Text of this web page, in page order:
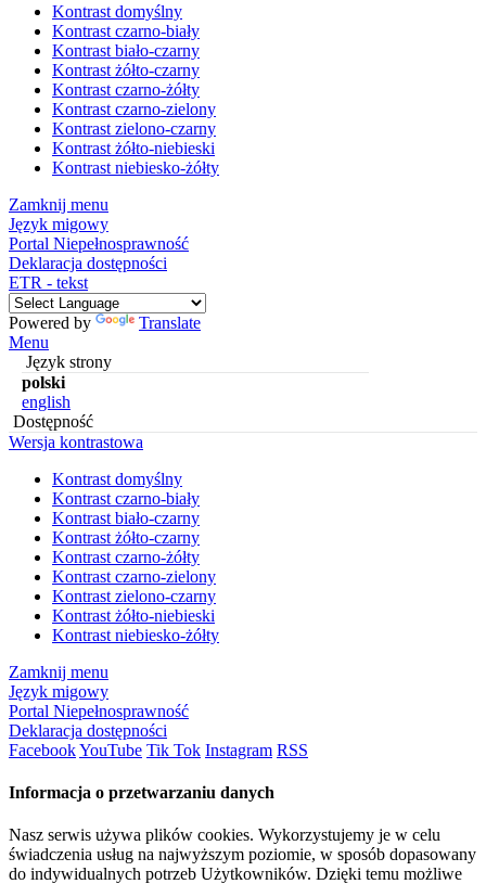
Kontrast domyślny
Kontrast czarno-biały
Kontrast biało-czarny
Kontrast żółto-czarny
Kontrast czarno-żółty
Kontrast czarno-zielony
Kontrast zielono-czarny
Kontrast żółto-niebieski
Kontrast niebiesko-żółty
Zamknij menu
Język migowy
Portal Niepełnosprawność
Deklaracja dostępności
ETR - tekst
Powered by
Translate
Menu
Język strony
polski
english
Dostępność
Wersja kontrastowa
Kontrast domyślny
Kontrast czarno-biały
Kontrast biało-czarny
Kontrast żółto-czarny
Kontrast czarno-żółty
Kontrast czarno-zielony
Kontrast zielono-czarny
Kontrast żółto-niebieski
Kontrast niebiesko-żółty
Zamknij menu
Język migowy
Portal Niepełnosprawność
Deklaracja dostępności
FacebookYouTube Tik Tok Instagram RSS
Informacja o przetwarzaniu danych
Nasz serwis używa plików cookies. Wykorzystujemy je w celu
świadczenia usług na najwyższym poziomie, w sposób dopasowany
do indywidualnych potrzeb Użytkowników. Dzięki temu możliwe